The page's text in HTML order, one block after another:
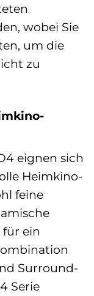
wobei Sie
um die
zu
eignen sich
Heimkino-
feine
ein
Surround-
Serie